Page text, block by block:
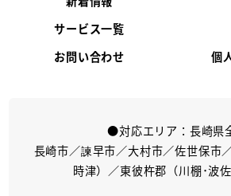
サービス一覧
お問い合わせ
個
●対応エリア：長崎県
長崎市／諫早市／大村市／佐世保市
時津）／東彼杵郡（川棚･波